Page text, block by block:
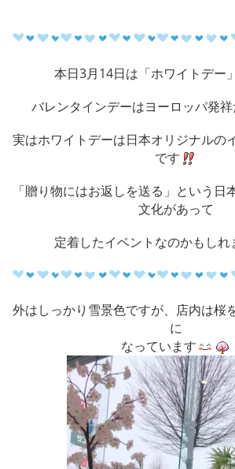
本日3月14日は「ホワイトデー
バレンタインデーはヨーロッパ発祥
実はホワイトデーは日本オリジナルの
です
「贈り物にはお返しを送る」という日
文化があって
定着したイベントなのかもしれ
外はしっかり雪景色ですが、 店内は桜
に
なっています